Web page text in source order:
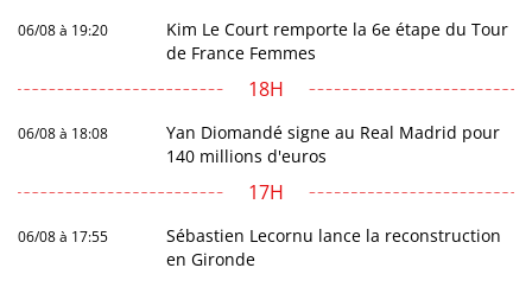
06/08 à 19:20
Kim Le Court remporte la 6e étape du Tour
de France Femmes
18H
06/08 à 18:08
Yan Diomandé signe au Real Madrid pour
140 millions d'euros
17H
06/08 à 17:55
Sébastien Lecornu lance la reconstruction
en Gironde